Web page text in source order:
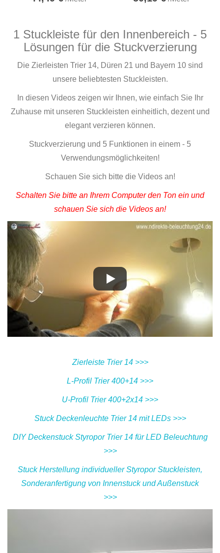
1 Stuckleiste für den Innenbereich - 5
Lösungen für die Stuckverzierung
Die Zierleisten Trier 14, Düren 21 und Bayern 10 sind
unsere beliebtesten Stuckleisten.
In diesen Videos zeigen wir Ihnen, wie einfach Sie Ihr
Zuhause mit unseren Stuckleisten einheitlich, dezent und
elegant verzieren können.
Stuckverzierung und 5 Funktionen in einem - 5
Verwendungsmöglichkeiten!
Schauen Sie sich bitte die Videos an!
Schalten Sie bitte an Ihrem Computer den Ton ein und
schauen Sie sich die Videos an!
Zierleiste Trier 14 >>>
L-Profil Trier 400+14 >>>
U-Profil Trier 400+2x14 >>>
Stuck Deckenleuchte Trier 14 mit LEDs >>>
DIY Deckenstuck Styropor Trier 14 für LED Beleuchtung
>>>
Stuck Herstellung individueller Styropor Stuckleisten,
Sonderanfertigung von Innenstuck und Außenstuck
>>>